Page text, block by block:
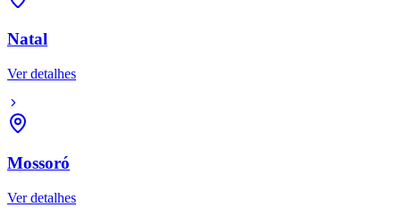
Natal
Ver detalhes
Mossoró
Ver detalhes